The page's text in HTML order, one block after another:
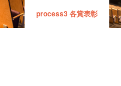
process3 各賞表彰